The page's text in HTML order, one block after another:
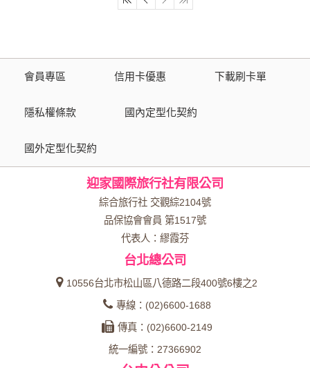
會員專區 信用卡優惠 下載刷卡單
隱私權條款 國內定型化契約
國外定型化契約
迎家國際旅行社有限公司
綜合旅行社 交觀綜2104號
品保協會會員 第1517號
代表人：繆霞芬
台北總公司
10556台北市松山區八德路二段400號6樓之2
專線：(02)6600-1688
傳真：(02)6600-2149
統一編號：27366902